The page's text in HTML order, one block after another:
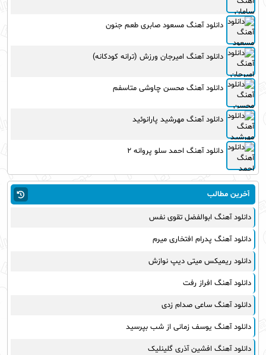
دانلود آهنگ مسعود صابری طعم جنون
دانلود آهنگ امیرجان ورزش (ترانه کودکانه)
دانلود آهنگ محسن چاوشی متاسفم
دانلود آهنگ مهرشید پارانوئید
دانلود آهنگ احمد سلو پروانه ۲
آخرین مطالب
دانلود آهنگ ابوالفضل تقوی نفس
دانلود آهنگ پدرام افتخاری میرم
دانلود ریمیکس میتی دیپ نوازش
دانلود آهنگ افراز رفت
دانلود آهنگ ساعی صدام زدی
دانلود آهنگ یوسف زمانی از شب بپرسید
دانلود آهنگ افشین آذری گلینلیک